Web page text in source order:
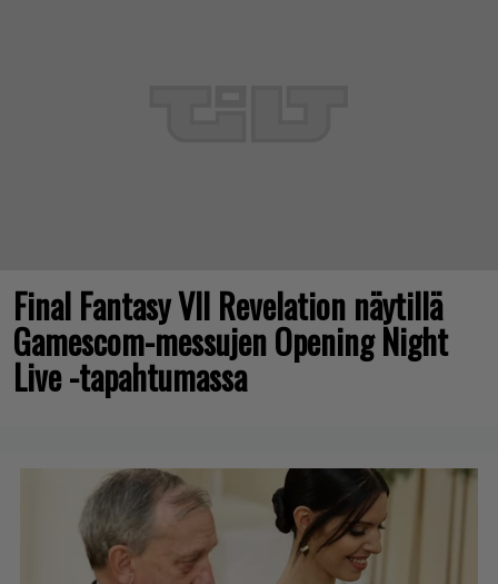
Final Fantasy VII Revelation näytillä
Gamescom-messujen Opening Night
Live -tapahtumassa